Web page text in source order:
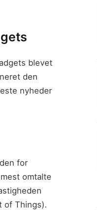
blevet
den
nyheder
for
omtalte
of Things).